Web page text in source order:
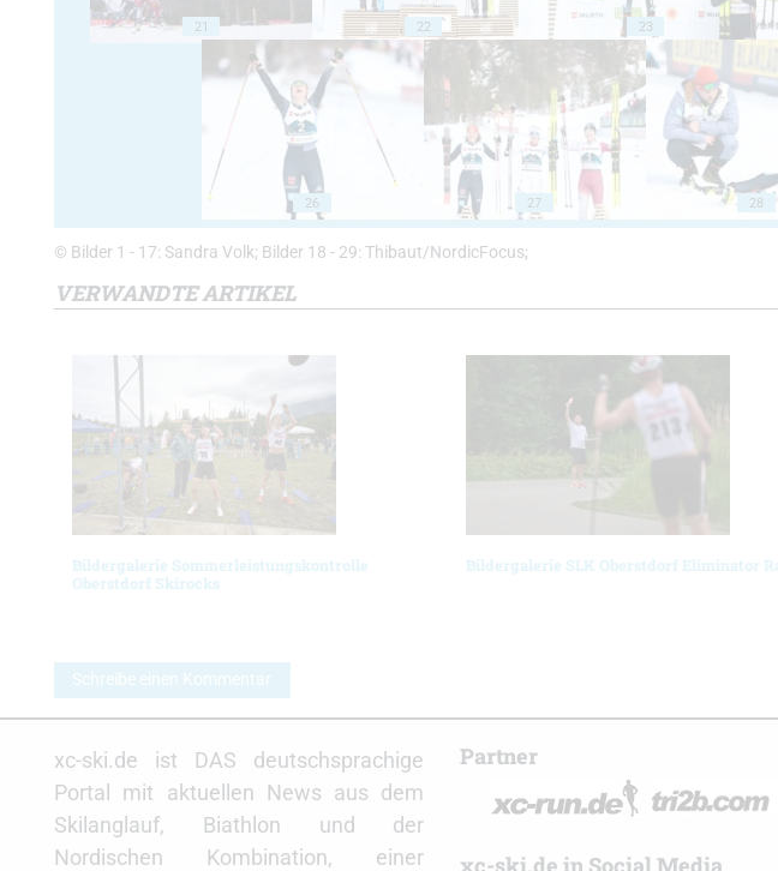
21 22 23
26 27 28
© Bilder 1 - 17: Sandra Volk; Bilder 18 - 29: Thibaut/NordicFocus;
VERWANDTE ARTIKEL
Bildergalerie Sommerleistungskontrolle
Oberstdorf Skirocks
Bildergalerie SLK Oberstdorf Eliminator
Schreibe einen Kommentar
xc-ski.de ist DAS deutschsprachige
Portal mit aktuellen News aus dem
Skilanglauf, Biathlon und der
Nordischen Kombination, einer
Partner
xc-ski.de in Social Media